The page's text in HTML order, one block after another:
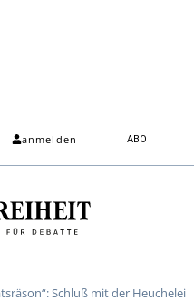
anmelden ABO
Schluß mit der Heuchelei